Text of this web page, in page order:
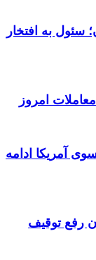
به افتخار
آمریکا ادامه
رفع توقیف